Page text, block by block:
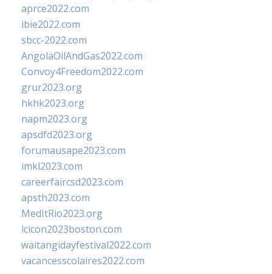
aprce2022.com
ibie2022.com
sbcc-2022.com
AngolaOilAndGas2022.com
Convoy4Freedom2022.com
grur2023.org
hkhk2023.org
napm2023.org
apsdfd2023.org
forumausape2023.com
imkl2023.com
careerfaircsd2023.com
apsth2023.com
MedItRio2023.org
lcicon2023boston.com
waitangidayfestival2022.com
vacancesscolaires2022.com